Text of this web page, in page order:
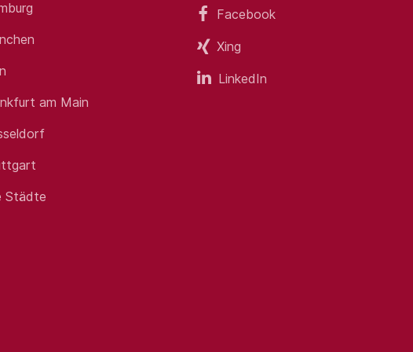
anderweitig erworbene vergleichbare
Dich folgende
am Main
Städte
Facebook
Xing
LinkedIn